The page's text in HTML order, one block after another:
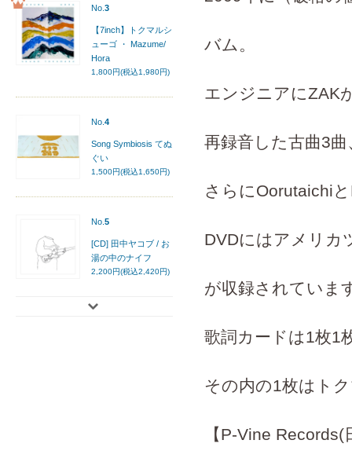
バム。
エンジニアにZAK
再録音した古曲3曲
さらにOorutaichi
DVDにはアメリカ
が収録されていま
歌詞カードは1枚1
その内の1枚はト
【P-Vine Records(
No. 3
【7inch】トクマルシ
ューゴ ・ Mazume/
Hora
1,800円(税込1,980円)
No. 4
Song Symbiosis てぬ
ぐい
1,500円(税込1,650円)
No. 5
[CD] 田中ヤコブ / お
湯の中のナイフ
2,200円(税込2,420円)